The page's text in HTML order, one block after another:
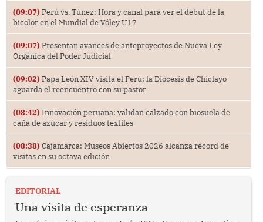
(09:07) Perú vs. Túnez: Hora y canal para ver el debut de la
bicolor en el Mundial de Vóley U17
(09:07) Presentan avances de anteproyectos de Nueva Ley
Orgánica del Poder Judicial
(09:02) Papa León XIV visita el Perú: la Diócesis de Chiclayo
aguarda el reencuentro con su pastor
(08:42) Innovación peruana: validan calzado con biosuela de
caña de azúcar y residuos textiles
(08:38) Cajamarca: Museos Abiertos 2026 alcanza récord de
visitas en su octava edición
EDITORIAL
Una visita de esperanza